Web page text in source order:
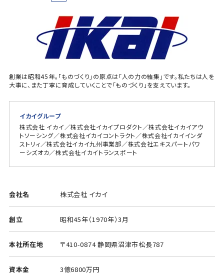
創業は昭和45年。「ものづくり」の原点は「人の力の結集」です。私たちは人を
大事に、また丁寧に育成していくことで「ものづくり」を支えています。
イカイグループ
株式会社 イカイ／株式会社イカイプロダクト／株式会社イカイアウ
トソーシング／株式会社イカイコントラクト／株式会社イカイインダ
ストリィ／株式会社イカイ九州事業部／株式会社エキスパートパワ
ーシズオカ／株式会社イカイトランスポート
会社名 株式会社 イカイ
創立 昭和45年（1970年）3月
本社所在地 〒410-0874 静岡県沼津市松長787
資本金 3億6800万円